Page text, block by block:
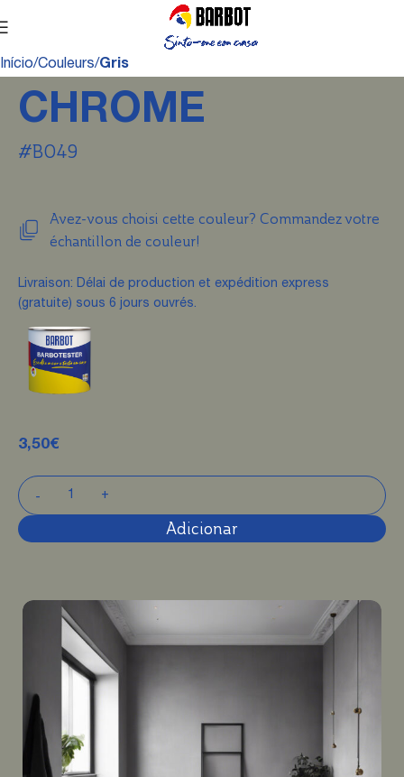
Início Couleurs Gris
CHROME
#B049
Avez-vous choisi cette couleur? Commandez votre
échantillon de couleur!
Livraison: Délai de production et expédition express
(gratuite) sous 6 jours ouvrés.
3,50€
Adicionar